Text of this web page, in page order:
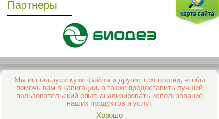
Партнеры
Мы используем куки-файлы и другие технологии, чтобы
помочь вам в навигации, а также предоставить лучший
пользовательский опыт, анализировать использование
наших продуктов и услуг.
Хорошо
Все права защищены и охраняются законом
© 2013–2026 Интернет-аптека Фармация
support@aptekapenza.ru
Телефон: Служба обработки заказов 99-98-28